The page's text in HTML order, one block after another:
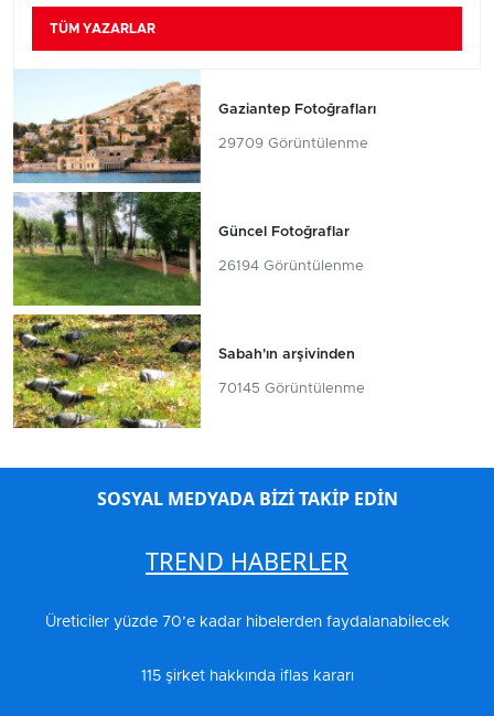
TÜM YAZARLAR
Gaziantep Fotoğrafları
29709 Görüntülenme
Güncel Fotoğraflar
26194 Görüntülenme
Sabah'ın arşivinden
70145 Görüntülenme
SOSYAL MEDYADA BİZİ TAKİP EDİN
TREND HABERLER
Üreticiler yüzde 70’e kadar hibelerden faydalanabilecek
115 şirket hakkında iflas kararı